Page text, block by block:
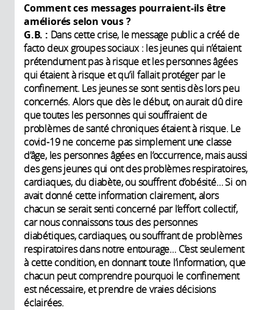
Comment ces messages pourraient-ils être
améliorés selon vous ?
G.B. : Dans cette crise, le message public a créé de
facto deux groupes sociaux : les jeunes qui n’étaient
prétendument pas à risque et les personnes âgées
qui étaient à risque et qu’il fallait protéger par le
confinement. Les jeunes se sont sentis dès lors peu
concernés. Alors que dès le début, on aurait dû dire
que toutes les personnes qui souffraient de
problèmes de santé chroniques étaient à risque. Le
covid-19 ne concerne pas simplement une classe
d’âge, les personnes âgées en l’occurrence, mais aussi
des gens jeunes qui ont des problèmes respiratoires,
cardiaques, du diabète, ou souffrent d’obésité… Si on
avait donné cette information clairement, alors
chacun se serait senti concerné par l’effort collectif,
car nous connaissons tous des personnes
diabétiques, cardiaques, ou souffrant de problèmes
respiratoires dans notre entourage… C’est seulement
à cette condition, en donnant toute l’information, que
chacun peut comprendre pourquoi le confinement
est nécessaire, et prendre de vraies décisions
éclairées.